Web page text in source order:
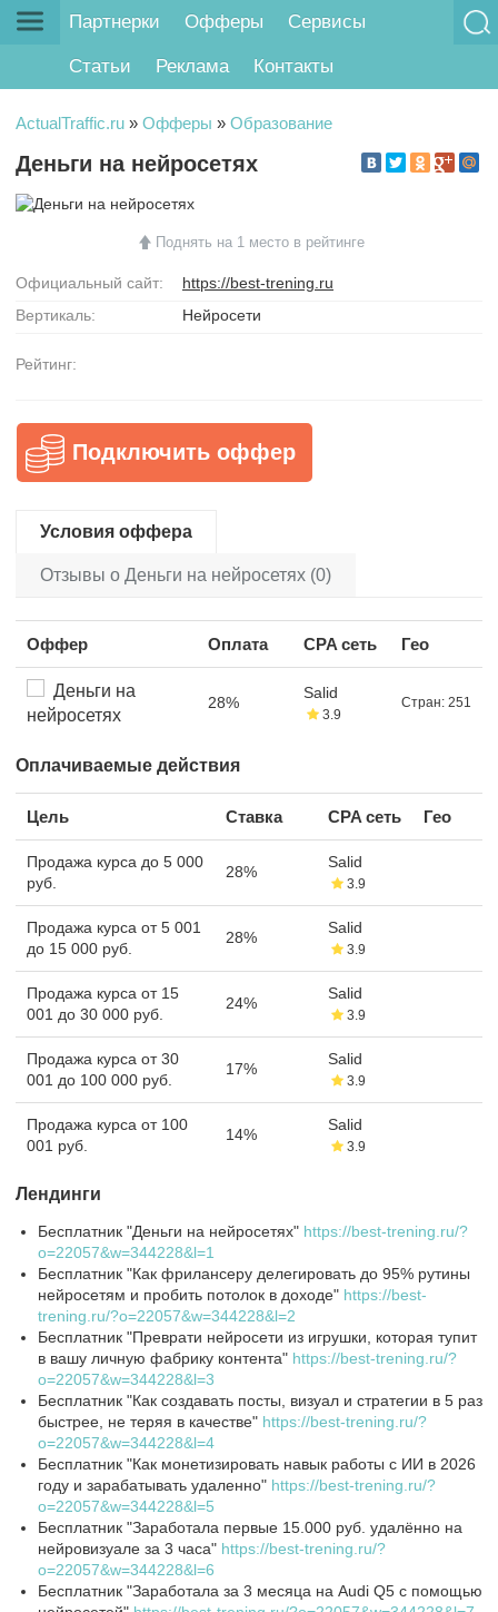
Партнерки Офферы Сервисы
Статьи Реклама Контакты
ActualTraffic.ru » Офферы » Образование
Деньги на нейросетях
Поднять на 1 место в рейтинге
Официальный сайт:
https://best-trening.ru
Вертикаль:
Нейросети
Рейтинг:
Подключить оффер
Условия оффера
Отзывы о Деньги на нейросетях (0)
Оффер Оплата CPA сеть Гео
Деньги на
нейросетях
28%
Salid
3.9
Стран: 251
Оплачиваемые действия
Цель Ставка CPA сеть Гео
Продажа курса до 5 000
руб.
28%
Salid
3.9
Продажа курса от 5 001
до 15 000 руб.
28%
Salid
3.9
Продажа курса от 15
001 до 30 000 руб.
24%
Salid
3.9
Продажа курса от 30
001 до 100 000 руб.
17%
Salid
3.9
Продажа курса от 100
001 руб.
14%
Salid
3.9
Лендинги
Бесплатник "Деньги на нейросетях" https://best-trening.ru/?
o=22057&w=344228&l=1
Бесплатник "Как фрилансеру делегировать до 95% рутины
нейросетям и пробить потолок в доходе" https://best-
trening.ru/?o=22057&w=344228&l=2
Бесплатник "Преврати нейросети из игрушки, которая тупит
в вашу личную фабрику контента" https://best-trening.ru/?
o=22057&w=344228&l=3
Бесплатник "Как создавать посты, визуал и стратегии в 5 раз
быстрее, не теряя в качестве" https://best-trening.ru/?
o=22057&w=344228&l=4
Бесплатник "Как монетизировать навык работы с ИИ в 2026
году и зарабатывать удаленно" https://best-trening.ru/?
o=22057&w=344228&l=5
Бесплатник "Заработала первые 15.000 руб. удалённо на
нейровизуале за 3 часа" https://best-trening.ru/?
o=22057&w=344228&l=6
Бесплатник "Заработала за 3 месяца на Audi Q5 с помощью